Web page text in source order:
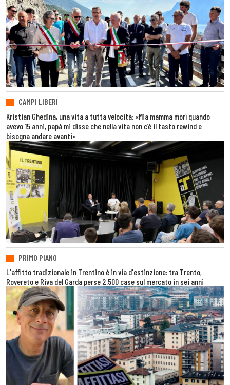
CAMPI LIBERI
Kristian Ghedina, una vita a tutta velocità: «Mia mamma morì quando
avevo 15 anni, papà mi disse che nella vita non c’è il tasto rewind e
bisogna andare avanti»
PRIMO PIANO
L'affitto tradizionale in Trentino è in via d'estinzione: tra Trento,
Rovereto e Riva del Garda perse 2.500 case sul mercato in sei anni